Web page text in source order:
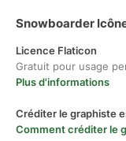
Snowboarder
Licence Flaticon
Gratuit pour usage
Plus d'informations
Créditer le graphiste
Comment créditer le